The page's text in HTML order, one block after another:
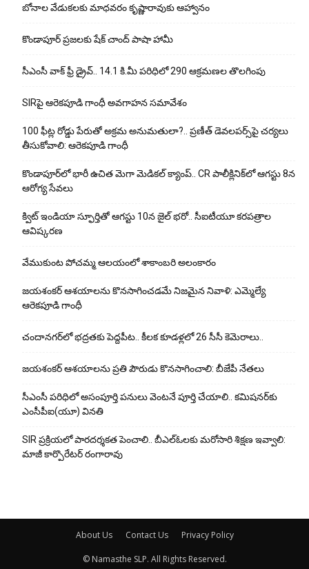
బోనాల వేడుకలకు మాధవరం కృష్ణారావుకు ఆహ్వానం
కొండాపూర్ ప్రజలకు షేక్ చాంద్ పాషా హామీ
సీఎంసీ వాక్ ఫ్రీ డ్రైవ్.. 14.1 కి.మీ పరిధిలో 290 ఆక్రమణల తొలగింపు
SIRపై ఆరెకపూడి గాంధీ అవగాహన సమావేశం
100 ఫీట్ల రోడ్డు పేరుతో అక్రమ అనుమతులా?.. ప్రణీత్ డెవలపర్స్‌పై చర్యలు
తీసుకోవాలి: ఆరెకపూడి గాంధీ
కొండాపూర్‌లో భారీ ఉచిత మెగా మెడికల్ క్యాంప్.. CR పాలీక్లినిక్‌లో ఆగస్టు 8న
ఆరోగ్య సేవలు
క్విట్ ఇండియా స్ఫూర్తితో ఆగస్టు 10న జైల్ భరో.. సీఐటీయూ కరపత్రాల
ఆవిష్కరణ
వేముకుంట పోచమ్మ ఆలయంలో శాకాంబరి అలంకారం
జయశంకర్ ఆశయాలను కొనసాగించడమే నిజమైన నివాళి: ఎమ్మెల్యే
ఆరెక‌పూడి గాంధీ
చందానగర్‌లో భద్రతకు పెద్దపీట.. కీలక కూడళ్లలో 26 సీసీ కెమెరాలు..
జయశంకర్ ఆశయాలను ప్రతి పౌరుడు కొనసాగించాలి: బీజేపీ నేతలు
సీఎంసీ పరిధిలో అసంపూర్తి పనులు వెంటనే పూర్తి చేయాలి.. కమిషనర్‌కు
ఎంసీపీఐ(యూ) వినతి
SIR ప్రక్రియలో పారదర్శకత పెంచాలి.. బీఎల్ఓలకు మరోసారి శిక్షణ ఇవ్వాలి:
మాజీ కార్పొరేటర్ రంగారావు
About Us Contact Us Privacy Policy
© Namasthe SLP. All Rights Reserved.